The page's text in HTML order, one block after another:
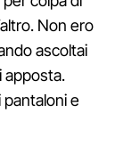
Non ero
ascoltai
apposta.
e